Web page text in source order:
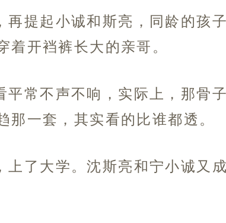
再提起小诚和斯亮，同龄的孩
开裆裤长大的亲哥。
平常不声不响，实际上，那骨
一套，其实看的比谁都透。
了大学。沈斯亮和宁小诚又